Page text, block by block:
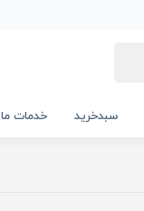
سبدخرید خدمات ما